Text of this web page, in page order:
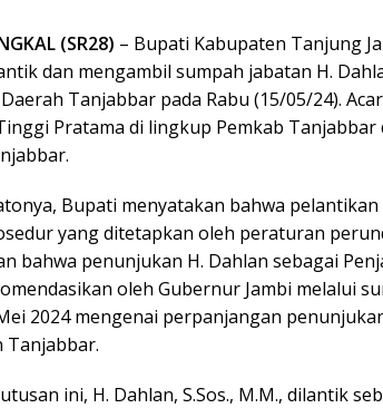
(SR28) – Bupati Kabupaten Tanjung
dan mengambil sumpah jabatan H.
Tanjabbar pada Rabu (15/05/24).
Pratama di lingkup Pemkab
Bupati menyatakan bahwa
yang ditetapkan oleh peraturan
bahwa penunjukan H. Dahlan sebagai
oleh Gubernur Jambi melalui
2024 mengenai perpanjangan
Tanjabbar.
ini, H. Dahlan, S.Sos., M.M., dilantik